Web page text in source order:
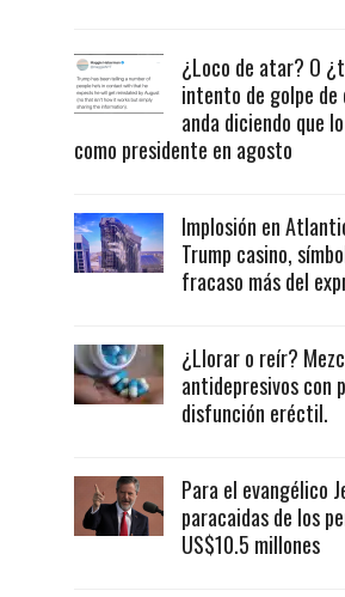
¿Loco de atar? O
intento de golpe de
anda diciendo que
como presidente en agosto
Implosión en
Trump casino,
fracaso más del
¿Llorar o reír?
antidepresivos con
disfunción eréctil.
Para el evangélico
paracaidas de los
US$10.5 millones